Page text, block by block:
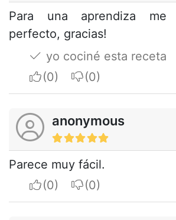
Para una aprendiza me
perfecto, gracias!
yo cociné esta receta
I apreciateI do not
anonymous
Parece muy fácil.
I apreciateI do not